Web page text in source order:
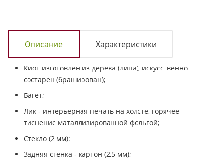
Описание Характеристики
Киот изготовлен из дерева (липа), искусственно
состарен (браширован);
Багет;
Лик - интерьерная печать на холсте, горячее
тиснение маталлизированной фольгой;
Стекло (2 мм);
Задняя стенка - картон (2,5 мм);